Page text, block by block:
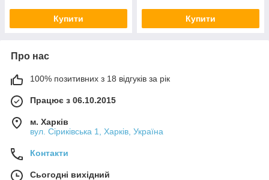
Купити Купити
Про нас
100% позитивних з 18 відгуків за рік
Працює з 06.10.2015
м. Харків
вул. Сіриківська 1, Харків, Україна
Контакти
Сьогодні вихідний